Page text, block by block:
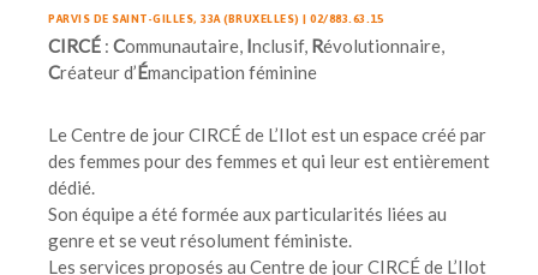
PARVIS DE SAINT-GILLES, 33A (BRUXELLES) | 02/883.63.15
CIRCÉ : Communautaire, Inclusif, Révolutionnaire,
Créateur d’Émancipation féminine
Le Centre de jour CIRCÉ de L’Ilot est un espace créé par
des femmes pour des femmes et qui leur est entièrement
dédié.
Son équipe a été formée aux particularités liées au
genre et se veut résolument féministe.
Les services proposés au Centre de jour CIRCÉ de L’Ilot